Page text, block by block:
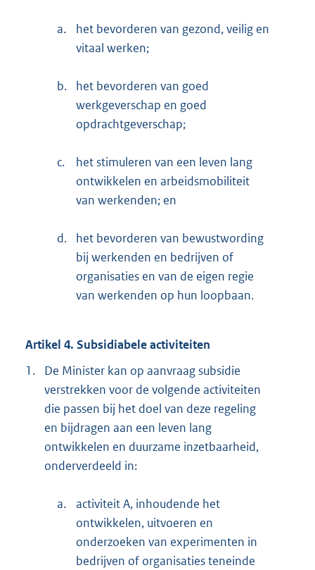
a.
het bevorderen van gezond, veilig en
vitaal werken;
b.
het bevorderen van goed
werkgeverschap en goed
opdrachtgeverschap;
c.
het stimuleren van een leven lang
ontwikkelen en arbeidsmobiliteit
van werkenden; en
d.
het bevorderen van bewustwording
bij werkenden en bedrijven of
organisaties en van de eigen regie
van werkenden op hun loopbaan.
Artikel 4. Subsidiabele activiteiten
1.
De Minister kan op aanvraag subsidie
verstrekken voor de volgende activiteiten
die passen bij het doel van deze regeling
en bijdragen aan een leven lang
ontwikkelen en duurzame inzetbaarheid,
onderverdeeld in:
a.
activiteit A, inhoudende het
ontwikkelen, uitvoeren en
onderzoeken van experimenten in
bedrijven of organisaties teneinde